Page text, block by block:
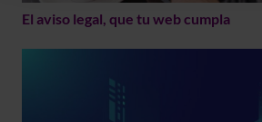
El aviso legal, que tu web cumpla